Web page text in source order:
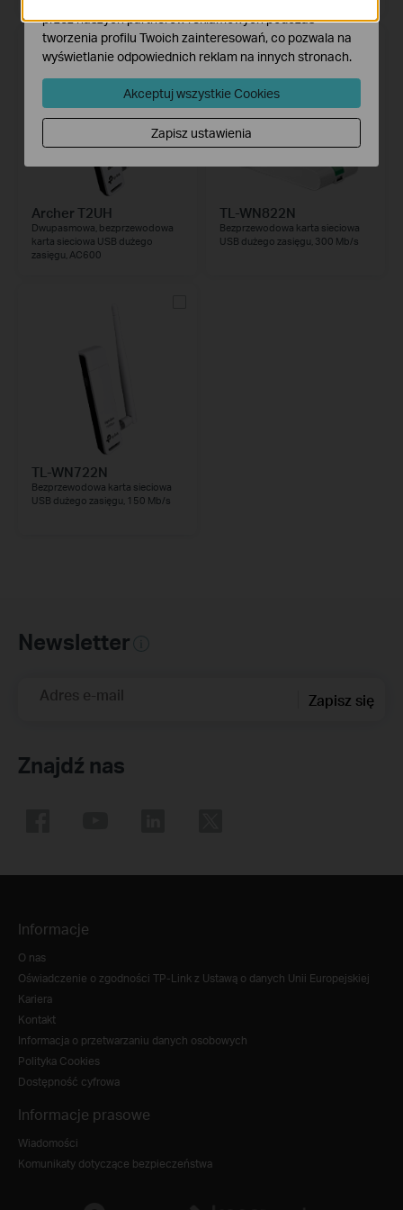
Archer T2UH
Dwupasmowa, bezprzewodowa
karta sieciowa USB dużego
zasięgu, AC600
TL-WN822N
Bezprzewodowa karta sieciowa
USB dużego zasięgu, 300 Mb/s
TL-WN722N
Bezprzewodowa karta sieciowa
USB dużego zasięgu, 150 Mb/s
Newsletter
Adres e-mail Zapisz się
Znajdź nas
Informacje
O nas
Oświadczenie o zgodności TP-Link z Ustawą o danych Unii Europejskiej
Kariera
Kontakt
Informacja o przetwarzaniu danych osobowych
Polityka Cookies
Dostępność cyfrowa
Informacje prasowe
Wiadomości
Komunikaty dotyczące bezpieczeństwa
przez naszych partnerów reklamowych podczas
tworzenia profilu Twoich zainteresowań, co pozwala na
wyświetlanie odpowiednich reklam na innych stronach.
Akceptuj wszystkie Cookies
Zapisz ustawienia